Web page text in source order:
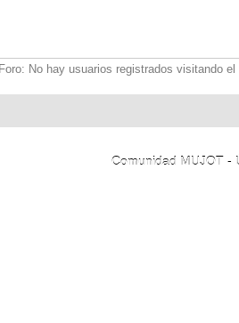
No hay usuarios registrados visitando
Comunidad MUJOT -